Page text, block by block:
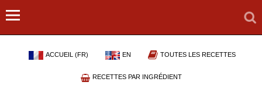
ACCUEIL (FR) EN TOUTES LES RECETTES
RECETTES PAR INGRÉDIENT